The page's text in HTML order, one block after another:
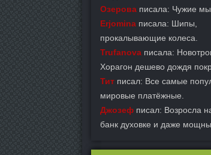
Озерова писала: Чужие
Erjomina писала: Шипы,
прокалывающие колеса.
Trufanova писала:
Хорагон дешево дождя
Тит писал: Все самые
мировые платёжные.
Джозеф писал: Возросла
банк духовке и даже